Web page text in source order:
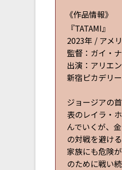
《作品情報》
『TATAMI』
2023年 / アメ
監督：ガイ・
出演：アリエ
新宿ピカデリ
ジョージアの
表のレイラ・
んでいくが、
の対戦を避け
家族にも危険
のために戦い